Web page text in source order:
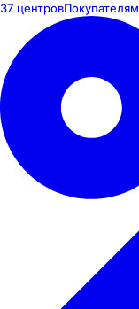
37 центровПокупателям